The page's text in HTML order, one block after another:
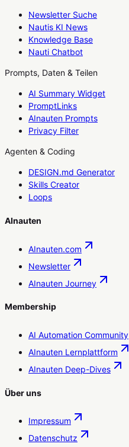
Newsletter Suche
Nautis KI News
Knowledge Base
Nauti Chatbot
Prompts, Daten & Teilen
AI Summary Widget
PromptLinks
AInauten Prompts
Privacy Filter
Agenten & Coding
DESIGN.md Generator
Skills Creator
Loops
AInauten
AInauten.com
Newsletter
AInauten Journey
Membership
AI Automation Community
AInauten Lernplattform
AInauten Deep-Dives
Über uns
Impressum
Datenschutz